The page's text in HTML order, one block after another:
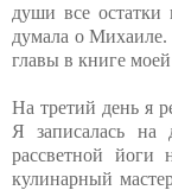
души все
думала о Михаиле.
главы в книге
На третий день я
Я записалась на
рассветной йоги
кулинарный